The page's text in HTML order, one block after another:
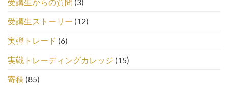
受講生ストーリー (12)
実弾トレード (6)
実戦トレーディングカレッジ (15)
寄稿 (85)